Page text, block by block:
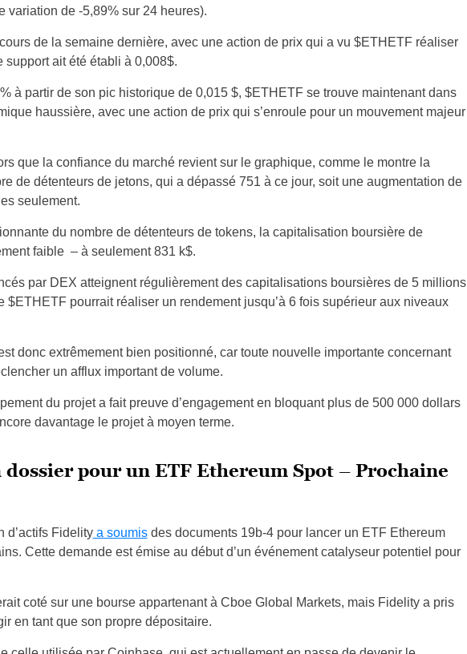
variation de -5,89% sur 24 heures).
de la semaine dernière, avec une action de prix qui a vu $ETHETF réaliser
ait été établi à 0,008$.
à partir de son pic historique de 0,015 $, $ETHETF se trouve maintenant dans
haussière, avec une action de prix qui s’enroule pour un mouvement majeur
que la confiance du marché revient sur le graphique, comme le montre la
de détenteurs de jetons, qui a dépassé 751 à ce jour, soit une augmentation de
seulement.
du nombre de détenteurs de tokens, la capitalisation boursière de
faible – à seulement 831 k$.
par DEX atteignent régulièrement des capitalisations boursières de 5 millions
$ETHETF pourrait réaliser un rendement jusqu’à 6 fois supérieur aux niveaux
donc extrêmement bien positionné, car toute nouvelle importante concernant
un afflux important de volume.
du projet a fait preuve d’engagement en bloquant plus de 500 000 dollars
davantage le projet à moyen terme.
pour un ETF Ethereum Spot – Prochaine
d’actifs Fidelitya soumisdes documents 19b-4 pour lancer un ETF Ethereum
Cette demande est émise au début d’un événement catalyseur potentiel pour
coté sur une bourse appartenant à Cboe Global Markets, mais Fidelity a pris
en tant que son propre dépositaire.